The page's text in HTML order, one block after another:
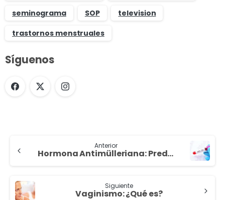
seminograma
SOP
television
trastornos menstruales
Síguenos
Anterior
Hormona Antimülleriana: Predicción de tu función ovárica
Siguiente
Vaginismo: ¿Qué es?